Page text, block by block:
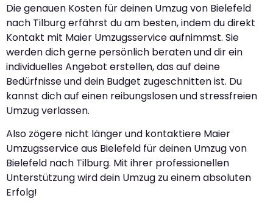
Die genauen Kosten für deinen Umzug von Bielefeld
nach Tilburg erfährst du am besten, indem du direkt
Kontakt mit Maier Umzugsservice aufnimmst. Sie
werden dich gerne persönlich beraten und dir ein
individuelles Angebot erstellen, das auf deine
Bedürfnisse und dein Budget zugeschnitten ist. Du
kannst dich auf einen reibungslosen und stressfreien
Umzug verlassen.
Also zögere nicht länger und kontaktiere Maier
Umzugsservice aus Bielefeld für deinen Umzug von
Bielefeld nach Tilburg. Mit ihrer professionellen
Unterstützung wird dein Umzug zu einem absoluten
Erfolg!